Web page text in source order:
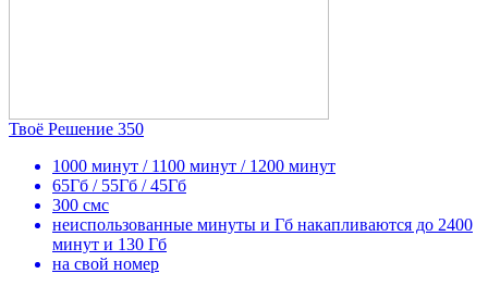
Твоё Решение 350
1000 минут / 1100 минут / 1200 минут
65Гб / 55Гб / 45Гб
300 смс
неиспользованные минуты и Гб накапливаются до 2400
минут и 130 Гб
на свой номер